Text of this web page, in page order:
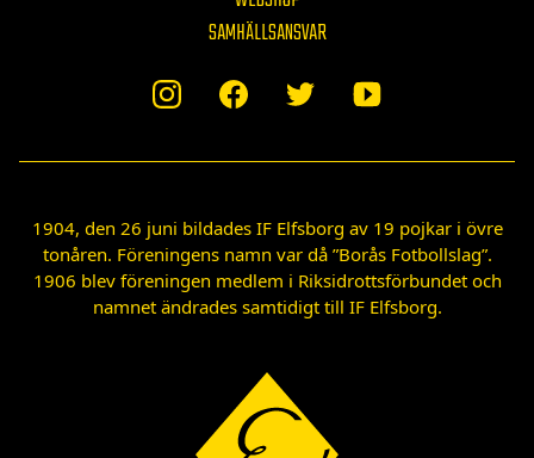
SAMHÄLLSANSVAR
1904, den 26 juni bildades IF Elfsborg av 19 pojkar i övre
tonåren. Föreningens namn var då ”Borås Fotbollslag”.
1906 blev föreningen medlem i Riksidrottsförbundet och
namnet ändrades samtidigt till IF Elfsborg.